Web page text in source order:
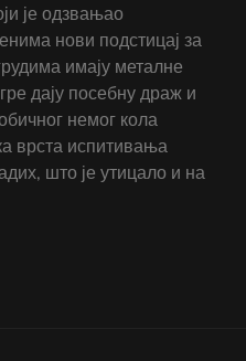
је одзвањао
нови подстицај за
имају металне
дају посебну драж и
немог кола
врста испитивања
што је утицало и на